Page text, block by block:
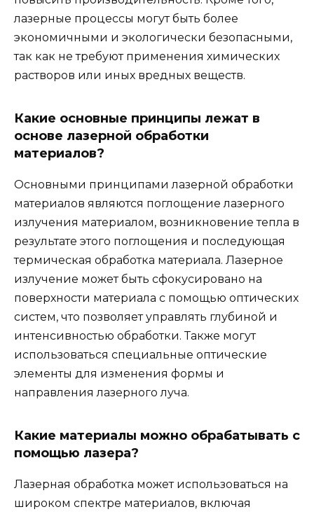
лазерные процессы могут быть более
экономичными и экологически безопасными,
так как не требуют применения химических
растворов или иных вредных веществ.
Какие основные принципы лежат в
основе лазерной обработки
материалов?
Основными принципами лазерной обработки
материалов являются поглощение лазерного
излучения материалом, возникновение тепла в
результате этого поглощения и последующая
термическая обработка материала. Лазерное
излучение может быть сфокусировано на
поверхности материала с помощью оптических
систем, что позволяет управлять глубиной и
интенсивностью обработки. Также могут
использоваться специальные оптические
элементы для изменения формы и
направления лазерного луча.
Какие материалы можно обрабатывать с
помощью лазера?
Лазерная обработка может использоваться на
широком спектре материалов, включая